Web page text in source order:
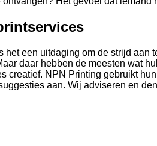
het een uitdaging om de strijd aan
daar hebben de meesten wat
creatief. NPN Printing gebruikt
aan. Wij adviseren en